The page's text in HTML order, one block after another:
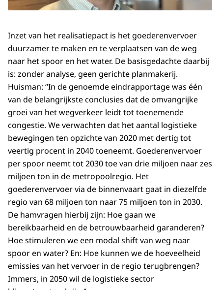
Inzet van het realisatiepact is het goederenvervoer
duurzamer te maken en te verplaatsen van de weg
naar het spoor en het water. De basisgedachte daarbij
is: zonder analyse, geen gerichte planmakerij.
Huisman: “In de genoemde eindrapportage was één
van de belangrijkste conclusies dat de omvangrijke
groei van het wegverkeer leidt tot toenemende
congestie. We verwachten dat het aantal logistieke
bewegingen ten opzichte van 2020 met dertig tot
veertig procent in 2040 toeneemt. Goederenvervoer
per spoor neemt tot 2030 toe van drie miljoen naar zes
miljoen ton in de metropoolregio. Het
goederenvervoer via de binnenvaart gaat in diezelfde
regio van 68 miljoen ton naar 75 miljoen ton in 2030.
De hamvragen hierbij zijn: Hoe gaan we
bereikbaarheid en de betrouwbaarheid garanderen?
Hoe stimuleren we een modal shift van weg naar
spoor en water? En: Hoe kunnen we de hoeveelheid
emissies van het vervoer in de regio terugbrengen?
Immers, in 2050 wil de logistieke sector